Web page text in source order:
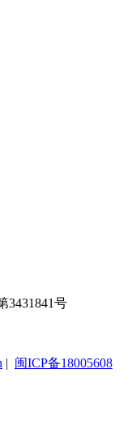
3431841号
| 闽ICP备18005608